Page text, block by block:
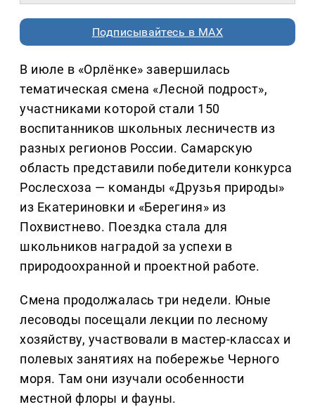
Подписывайтесь в MAX
В июле в «Орлёнке» завершилась
тематическая смена «Лесной подрост»,
участниками которой стали 150
воспитанников школьных лесничеств из
разных регионов России. Самарскую
область представили победители конкурса
Рослесхоза — команды «Друзья природы»
из Екатериновки и «Берегиня» из
Похвистнево. Поездка стала для
школьников наградой за успехи в
природоохранной и проектной работе.
Смена продолжалась три недели. Юные
лесоводы посещали лекции по лесному
хозяйству, участвовали в мастер-классах и
полевых занятиях на побережье Черного
моря. Там они изучали особенности
местной флоры и фауны.